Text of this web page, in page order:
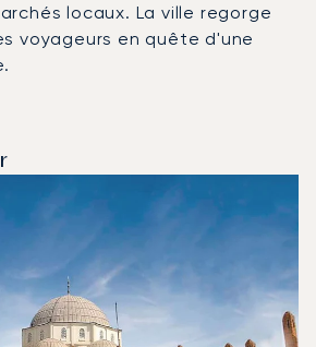
locaux. La ville regorge
voyageurs en quête d'une